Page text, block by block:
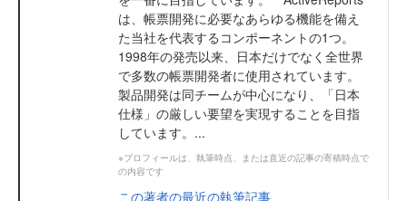
は、帳票開発に必要なあらゆる機能を備え
た当社を代表するコンポーネントの1つ。
1998年の発売以来、日本だけでなく全世界
で多数の帳票開発者に使用されています。
製品開発は同チームが中心になり、「日本
仕様」の厳しい要望を実現することを目指
しています。...
※プロフィールは、執筆時点、または直近の記事の寄稿時点で
の内容です
この著者の最近の執筆記事